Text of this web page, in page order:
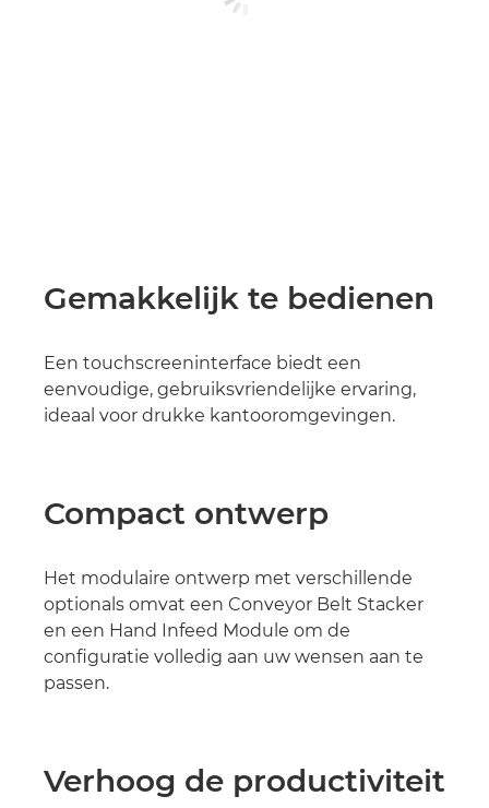
Gemakkelijk te bedienen
Een touchscreeninterface biedt een
eenvoudige, gebruiksvriendelijke ervaring,
ideaal voor drukke kantooromgevingen.
Compact ontwerp
Het modulaire ontwerp met verschillende
optionals omvat een Conveyor Belt Stacker
en een Hand Infeed Module om de
configuratie volledig aan uw wensen aan te
passen.
Verhoog de productiviteit